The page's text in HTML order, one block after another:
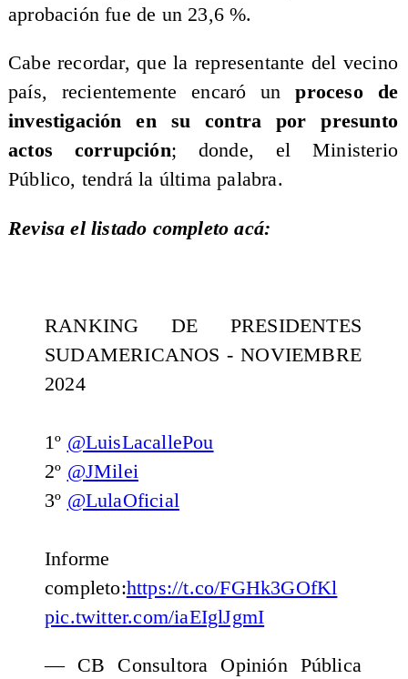
aprobación fue de un 23,6 %.
Cabe recordar, que la representante del vecino
país, recientemente encaró unproceso de
investigación en su contra por presunto
actos corrupción; donde, el Ministerio
Público, tendrá la última palabra.
Revisa el listado completo acá:
RANKING DE PRESIDENTES
SUDAMERICANOS - NOVIEMBRE
2024
1º @LuisLacallePou
2º @JMilei
3º @LulaOficial
Informe
completo:https://t.co/FGHk3GOfKl
pic.twitter.com/iaEIglJgmI
— CB Consultora Opinión Pública